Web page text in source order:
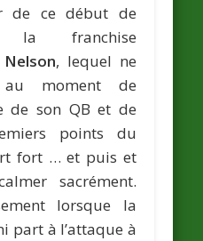
de ce début de
la franchise
Nelson, lequel ne
moment de
de son QB et de
points du
fort … et puis et
sacrément.
lorsque la
part à l’attaque à